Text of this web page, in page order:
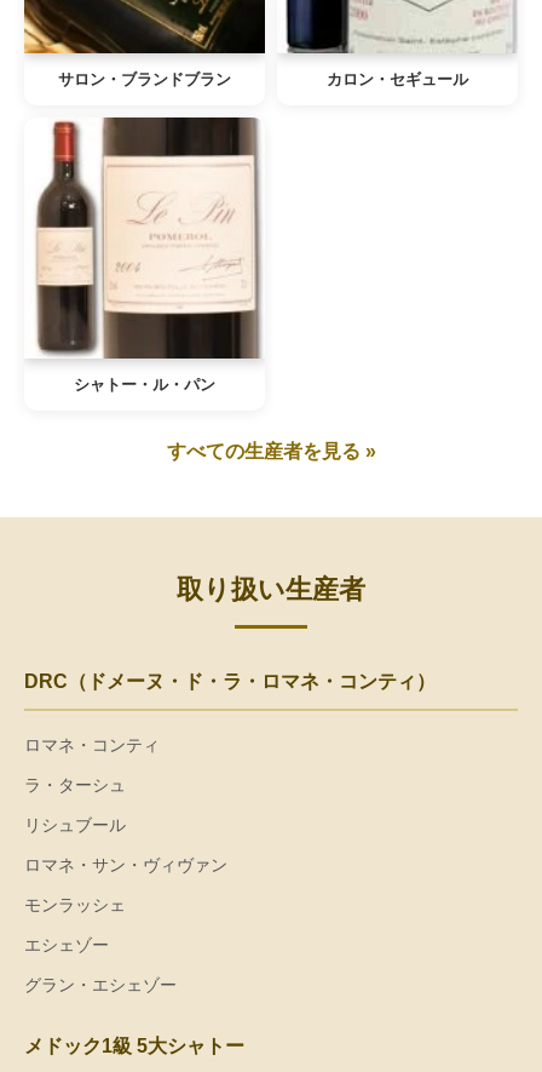
サロン・ブランドブラン カロン・セギュール
シャトー・ル・パン
すべての生産者を見る »
取り扱い生産者
DRC（ドメーヌ・ド・ラ・ロマネ・コンティ）
ロマネ・コンティ
ラ・ターシュ
リシュブール
ロマネ・サン・ヴィヴァン
モンラッシェ
エシェゾー
グラン・エシェゾー
メドック1級 5大シャトー